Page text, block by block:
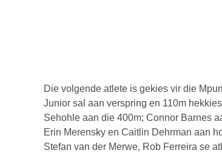
Die volgende atlete is gekies vir die
Junior sal aan verspring en 110m
Sehohle aan die 400m; Connor Barnes
Erin Merensky en Caitlin Dehrman aan
Stefan van der Merwe, Rob Ferreira se